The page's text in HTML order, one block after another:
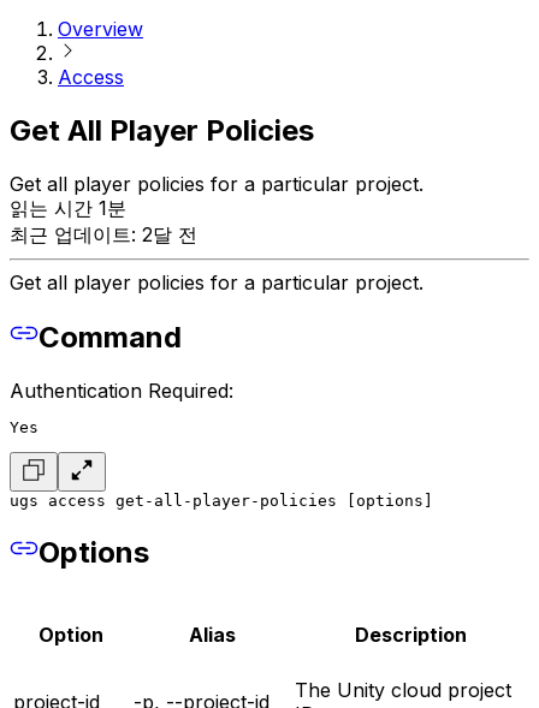
Overview
Access
Get All Player Policies
Get all player policies for a particular project.
읽는 시간 1분
최근 업데이트: 2달 전
Get all player policies for a particular project.
Command
Authentication Required:
Yes
ugs access get-all-player-policies [options]
Options
Option Alias Description
project-id -p, --project-id
The Unity cloud project